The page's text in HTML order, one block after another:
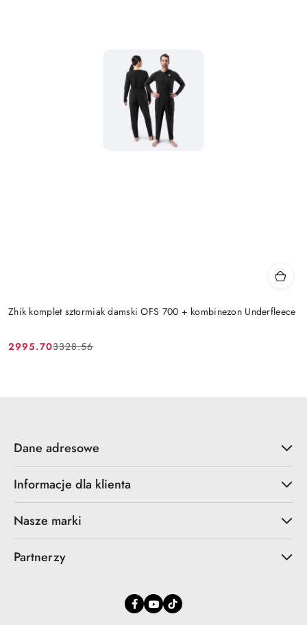
Zhik komplet sztormiak damski OFS 700 + kombinezon Underfleece
Cena
2995.70
Cena
3328.56
Dane adresowe
Informacje dla klienta
Nasze marki
Partnerzy